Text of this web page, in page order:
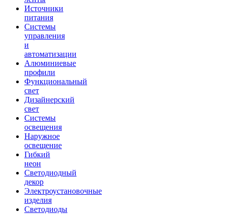
Источники
питания
Системы
управления
и
автоматизации
Алюминиевые
профили
Функциональный
свет
Дизайнерский
свет
Системы
освещения
Наружное
освещение
Гибкий
неон
Светодиодный
декор
Электроустановочные
изделия
Светодиоды